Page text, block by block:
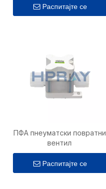
Распитајте се
ПФА пнеуматски повратни
вентил
Распитајте се